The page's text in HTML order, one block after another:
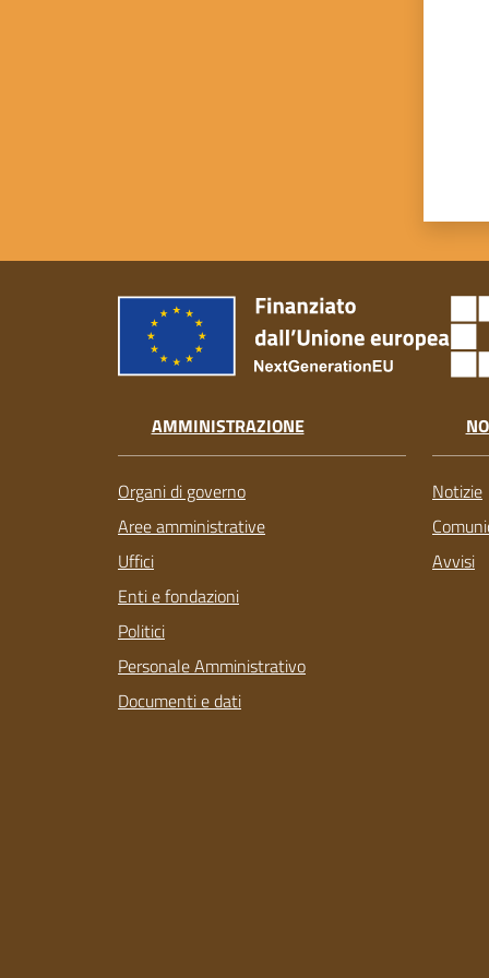
AMMINISTRAZIONE
Organi di governo
Aree amministrative
Uffici
Enti e fondazioni
Politici
Personale Amministrativo
Documenti e dati
Notizie
Avvisi